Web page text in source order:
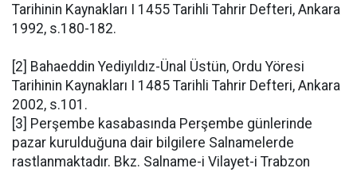
Tarihinin Kaynakları I 1455 Tarihli Tahrir Defteri, Ankara
1992, s.180-182.
[2] Bahaeddin Yediyıldız-Ünal Üstün, Ordu Yöresi
Tarihinin Kaynakları I 1485 Tarihli Tahrir Defteri, Ankara
2002, s.101.
[3] Perşembe kasabasında Perşembe günlerinde
pazar kurulduğuna dair bilgilere Salnamelerde
rastlanmaktadır. Bkz. Salname-i Vilayet-i Trabzon